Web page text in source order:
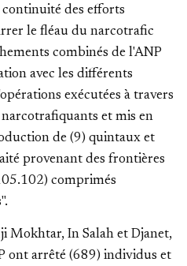
des efforts
le fléau du narcotrafic
combinés de l'ANP
avec les différents
exécutées à travers
et mis en
de (9) quintaux et
provenant des frontières
comprimés
Mokhtar, In Salah et Djanet,
ont arrêté (689) individus et